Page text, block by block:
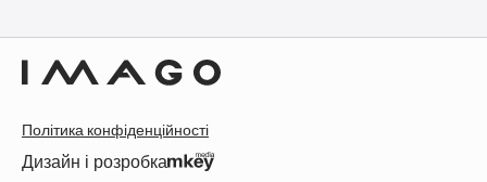
Політика конфіденційності
Дизайн і розробка